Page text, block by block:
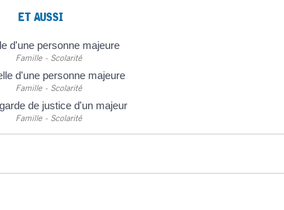
ET AUSSI
d'une personne majeure
Famille - Scolarité
d'une personne majeure
Famille - Scolarité
de justice d'un majeur
Famille - Scolarité